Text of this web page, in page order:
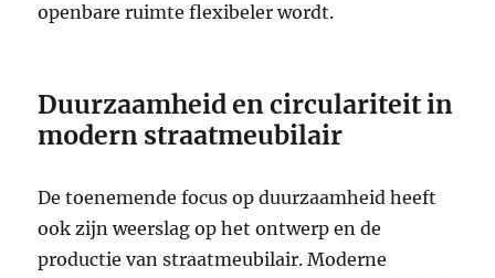
openbare ruimte flexibeler wordt.
Duurzaamheid en circulariteit in
modern straatmeubilair
De toenemende focus op duurzaamheid heeft
ook zijn weerslag op het ontwerp en de
productie van straatmeubilair. Moderne